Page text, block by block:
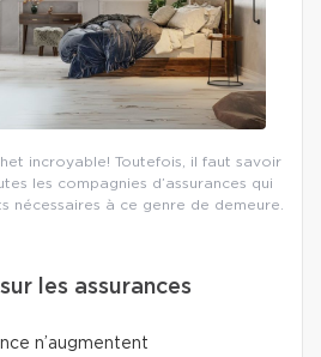
incroyable! Toutefois, il faut savoir
les compagnies d’assurances qui
nécessaires à ce genre de demeure.
les assurances
n’augmentent